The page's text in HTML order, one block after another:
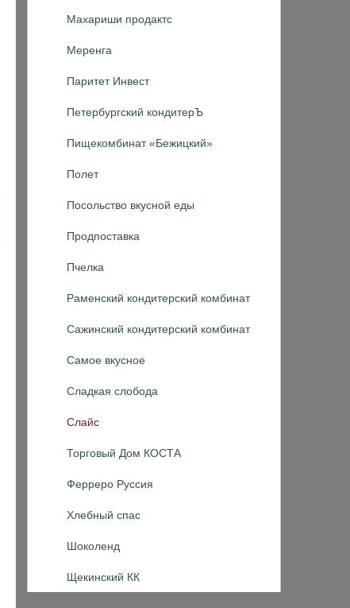
Махариши продактс
Меренга
Паритет Инвест
Петербургский кондитерЪ
Пищекомбинат «Бежицкий»
Полет
Посольство вкусной еды
Продпоставка
Пчелка
Раменский кондитерский комбинат
Сажинский кондитерский комбинат
Самое вкусное
Сладкая слобода
Слайс
Торговый Дом КОСТА
Ферреро Руссия
Хлебный спас
Шоколенд
Щекинский КК